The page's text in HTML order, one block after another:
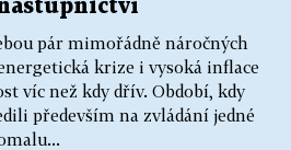
pár mimořádně náročných
krize i vysoká inflace
víc než kdy dřív. Období, kdy
především na zvládání jedné